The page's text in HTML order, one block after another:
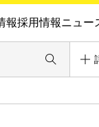
報採用情報ニュー